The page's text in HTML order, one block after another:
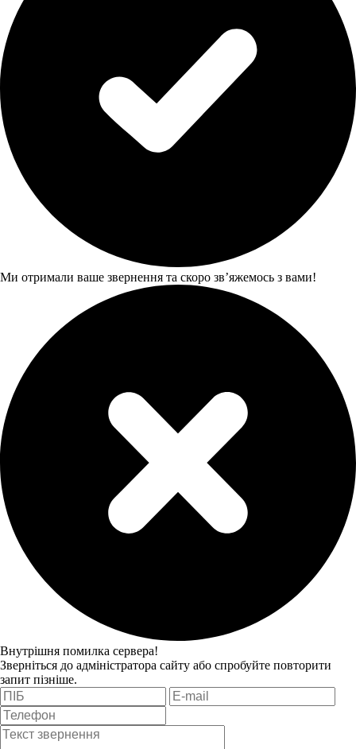
Ми отримали ваше звернення та скоро звʼяжемось з вами!
Внутрішня помилка сервера!
Зверніться до адміністратора сайту або спробуйте повторити
запит пізніше.